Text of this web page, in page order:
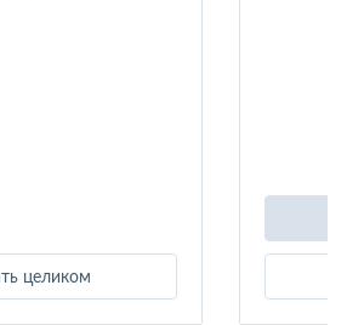
целиком